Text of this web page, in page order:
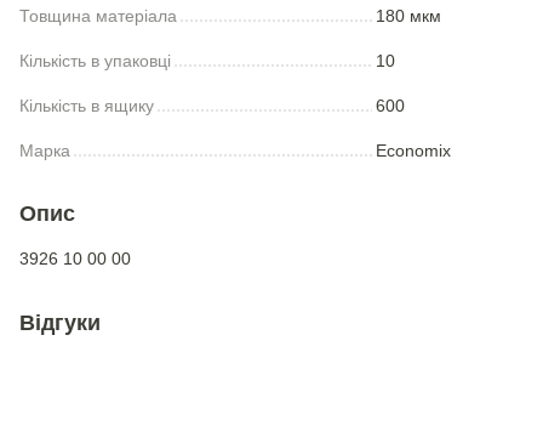
Товщина матеріала 180 мкм
Кількість в упаковці 10
Кількість в ящику 600
Марка Economix
Опис
3926 10 00 00
Відгуки